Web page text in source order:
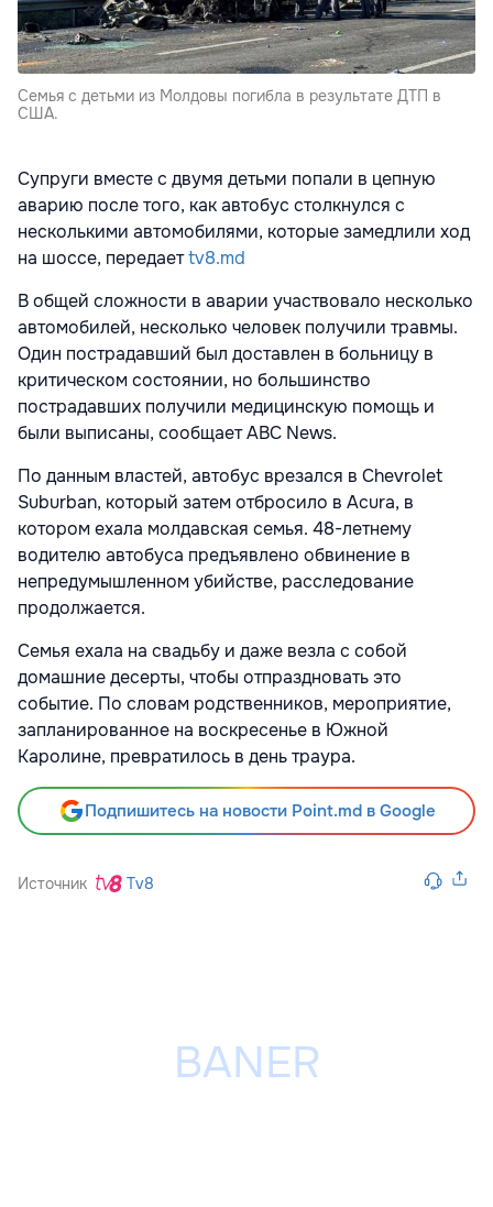
Семья с детьми из Молдовы погибла в результате ДТП в
США.
Супруги вместе с двумя детьми попали в цепную
аварию после того, как автобус столкнулся с
несколькими автомобилями, которые замедлили ход
на шоссе, передаетtv8.md
В общей сложности в аварии участвовало несколько
автомобилей, несколько человек получили травмы.
Один пострадавший был доставлен в больницу в
критическом состоянии, но большинство
пострадавших получили медицинскую помощь и
были выписаны, сообщает ABC News.
По данным властей, автобус врезался в Chevrolet
Suburban, который затем отбросило в Acura, в
котором ехала молдавская семья. 48-летнему
водителю автобуса предъявлено обвинение в
непредумышленном убийстве, расследование
продолжается.
Семья ехала на свадьбу и даже везла с собой
домашние десерты, чтобы отпраздновать это
событие. По словам родственников, мероприятие,
запланированное на воскресенье в Южной
Каролине, превратилось в день траура.
Подпишитесь на новости Point.md в Google
Источник Tv8